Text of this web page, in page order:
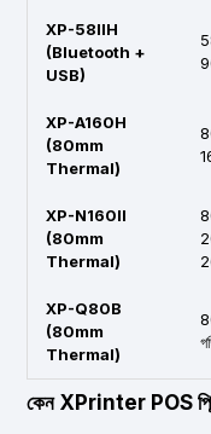
XP-58IIH
(Bluetooth +
USB)
XP-A160H
(80mm
Thermal)
XP-N160II
(80mm
Thermal)
XP-Q80B
(80mm
Thermal)
কেন XPrinter POS